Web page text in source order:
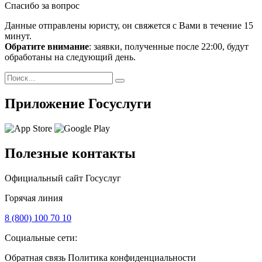
Спасибо за вопрос
Данные отправлены юристу, он свяжется с Вами в течение 15
минут.
Обратите внимание: заявки, полученные после 22:00, будут
обработаны на следующий день.
Поиск
Найти
Приложение Госуслуги
Полезные контакты
Официальный сайт Госуслуг
Горячая линия
8 (800) 100 70 10
Социальные сети:
Обратная связь Политика конфиденциальности